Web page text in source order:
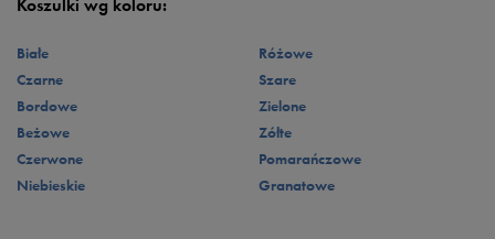
Koszulki wg koloru:
Białe
Czarne
Bordowe
Beżowe
Czerwone
Niebieskie
Różowe
Szare
Zielone
Zółte
Pomarańczowe
Granatowe